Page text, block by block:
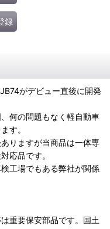
録
がデビュー直後に開発
何の問題もなく軽自動車
す。
りますが当商品は一体専
応品です。
工場でもある弊社が関係
重要保安部品です。国土